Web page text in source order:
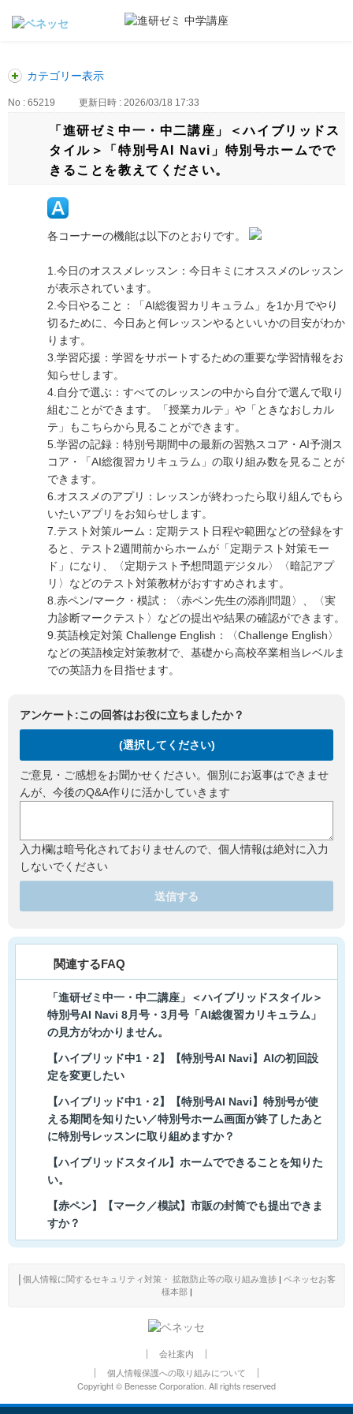
カテゴリー表示
No : 65219 更新日時 : 2026/03/18 17:33
「進研ゼミ中一・中二講座」＜ハイブリッドス
タイル＞「特別号AI Navi」特別号ホームでで
きることを教えてください。
各コーナーの機能は以下のとおりです。
1.今日のオススメレッスン：今日キミにオススメのレッスン
が表示されています。
2.今日やること：「AI総復習カリキュラム」を1か月でやり
切るために、今日あと何レッスンやるといいかの目安がわか
ります。
3.学習応援：学習をサポートするための重要な学習情報をお
知らせします。
4.自分で選ぶ：すべてのレッスンの中から自分で選んで取り
組むことができます。「授業カルテ」や「ときなおしカル
テ」もこちらから見ることができます。
5.学習の記録：特別号期間中の最新の習熟スコア・AI予測ス
コア・「AI総復習カリキュラム」の取り組み数を見ることが
できます。
6.オススメのアプリ：レッスンが終わったら取り組んでもら
いたいアプリをお知らせします。
7.テスト対策ルーム：定期テスト日程や範囲などの登録をす
ると、テスト2週間前からホームが「定期テスト対策モー
ド」になり、〈定期テスト予想問題デジタル〉〈暗記アプ
リ〉などのテスト対策教材がおすすめされます。
8.赤ペン/マーク・模試：〈赤ペン先生の添削問題〉、〈実
力診断マークテスト〉などの提出や結果の確認ができます。
9.英語検定対策 Challenge English：〈Challenge English〉
などの英語検定対策教材で、基礎から高校卒業相当レベルま
での英語力を目指せます。
アンケート:この回答はお役に立ちましたか？
(選択してください)
ご意見・ご感想をお聞かせください。個別にお返事はできませ
んが、今後のQ&A作りに活かしていきます
入力欄は暗号化されておりませんので、個人情報は絶対に入力
しないでください
送信する
関連するFAQ
「進研ゼミ中一・中二講座」＜ハイブリッドスタイル＞
特別号AI Navi 8月号・3月号「AI総復習カリキュラム」
の見方がわかりません。
【ハイブリッド中1・2】【特別号AI Navi】AIの初回設
定を変更したい
【ハイブリッド中1・2】【特別号AI Navi】特別号が使
える期間を知りたい／特別号ホーム画面が終了したあと
に特別号レッスンに取り組めますか？
【ハイブリッドスタイル】ホームでできることを知りた
い。
【赤ペン】【マーク／模試】市販の封筒でも提出できま
すか？
個人情報に関するセキュリティ対策・ 拡散防止等の取り組み進捗
ベネッセお客
様本部|
会社案内
個人情報保護への取り組みについて
Copyright © Benesse Corporation. All rights reserved